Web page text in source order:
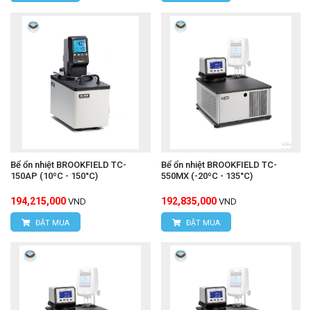
Bể ổn nhiệt BROOKFIELD TC-
150AP (10ºC - 150°C)
194,215,000 VND
ĐẶT MUA
Bể ổn nhiệt BROOKFIELD TC-
550MX (-20ºC - 135°C)
192,835,000 VND
ĐẶT MUA